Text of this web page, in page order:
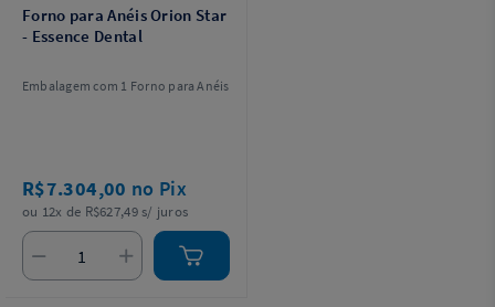
Forno para Anéis Orion Star
- Essence Dental
Embalagem com 1 Forno para Anéis
R$7.304,00 no Pix
ou 12x de R$627,49 s/ juros